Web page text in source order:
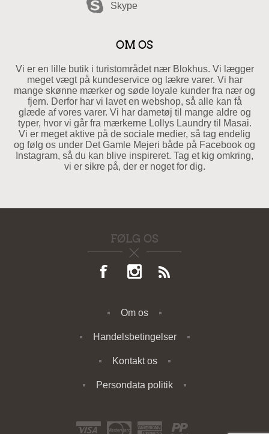
Skype
OM OS
Vi er en lille butik i turistområdet nær Blokhus. Vi lægger
meget vægt på kundeservice og lækre varer. Vi har
mange skønne mærker og søde loyale kunder fra nær og
fjern. Derfor har vi lavet en webshop, så alle kan få
glæde af vores varer. Vi har dametøj til mange aldre og
typer, hvor vi går fra mærkerne Lollys Laundry til Masai.
Vi er meget aktive på de sociale medier, så tag endelig
og følg os under Det Gamle Mejeri både på Facebook og
Instagram, så du kan blive inspireret. Tag et kig omkring,
vi er sikre på, der er noget for dig.
FØLG OS
Om os
Handelsbetingelser
Kontakt os
Persondata politik